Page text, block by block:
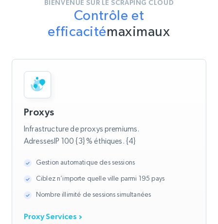
BIENVENUE SUR LE SCRAPING CLOUD
Contrôle et
efficacitémaximaux
Proxys
Infrastructure de proxys premiums.
AdressesIP 100 {3} % éthiques. {4}
Gestion automatique des sessions
Ciblez n’importe quelle ville parmi 195 pays
Nombre illimité de sessions simultanées
Proxy Services